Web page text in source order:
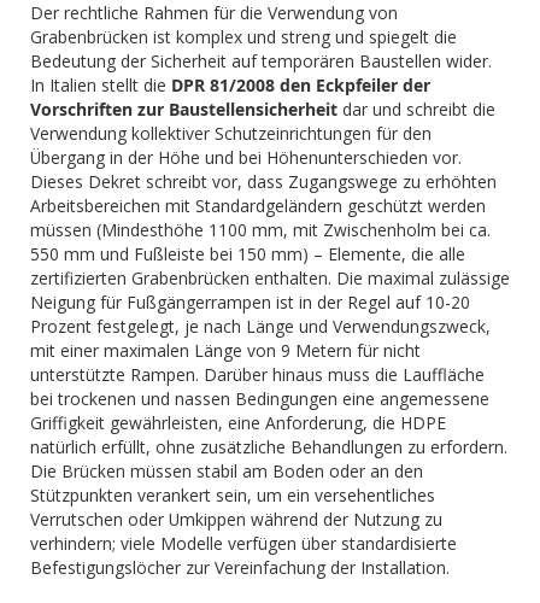
Der rechtliche Rahmen für die Verwendung von
Grabenbrücken ist komplex und streng und spiegelt die
Bedeutung der Sicherheit auf temporären Baustellen wider.
In Italien stellt die DPR 81/2008 den Eckpfeiler der
Vorschriften zur Baustellensicherheit dar und schreibt die
Verwendung kollektiver Schutzeinrichtungen für den
Übergang in der Höhe und bei Höhenunterschieden vor.
Dieses Dekret schreibt vor, dass Zugangswege zu erhöhten
Arbeitsbereichen mit Standardgeländern geschützt werden
müssen (Mindesthöhe 1100 mm, mit Zwischenholm bei ca.
550 mm und Fußleiste bei 150 mm) – Elemente, die alle
zertifizierten Grabenbrücken enthalten. Die maximal zulässige
Neigung für Fußgängerrampen ist in der Regel auf 10-20
Prozent festgelegt, je nach Länge und Verwendungszweck,
mit einer maximalen Länge von 9 Metern für nicht
unterstützte Rampen. Darüber hinaus muss die Lauffläche
bei trockenen und nassen Bedingungen eine angemessene
Griffigkeit gewährleisten, eine Anforderung, die HDPE
natürlich erfüllt, ohne zusätzliche Behandlungen zu erfordern.
Die Brücken müssen stabil am Boden oder an den
Stützpunkten verankert sein, um ein versehentliches
Verrutschen oder Umkippen während der Nutzung zu
verhindern; viele Modelle verfügen über standardisierte
Befestigungslöcher zur Vereinfachung der Installation.